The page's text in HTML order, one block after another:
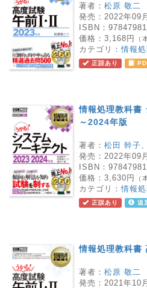
著者： 松原 敬二
発売： 2022年09
ISBN：
価格： 3,168円 （
カテゴリ：情報処
正誤あり
情報処理教科書
～2024年版
著者： 松田 幹子
発売： 2022年09
ISBN：
価格： 3,630円 （
カテゴリ：情報処
正誤あり 追
情報処理教科書
著者： 松原 敬二
発売： 2021年10